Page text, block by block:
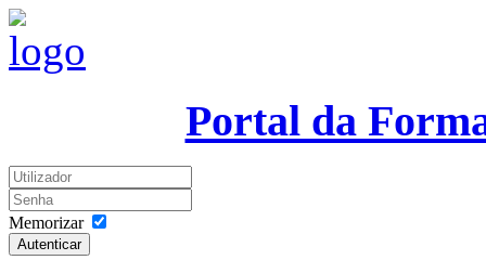
Portal da
Memorizar
Autenticar